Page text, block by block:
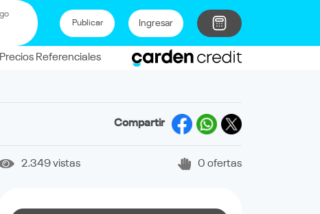
Publicar Ingresar
Precios Referenciales
Compartir
2.349 vistas 0 ofertas